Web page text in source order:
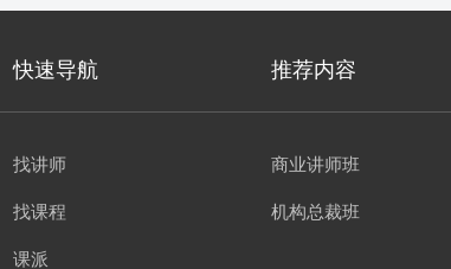
快速导航 推荐内容
找讲师
找课程
课派
商业讲师班
机构总裁班